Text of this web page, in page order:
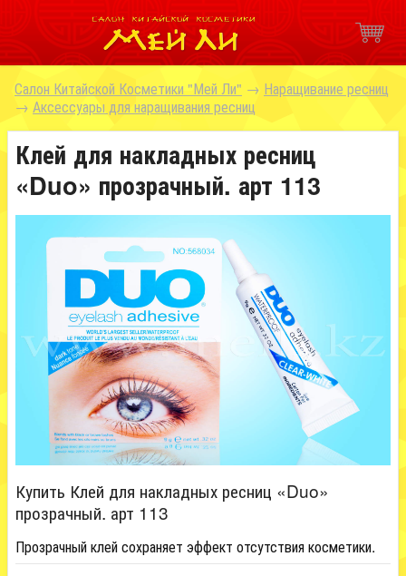
Салон Китайской Косметики "Мей Ли" → Наращивание ресниц
→ Аксессуары для наращивания ресниц
Клей для накладных ресниц
«Duo» прозрачный. арт 113
Купить Клей для накладных ресниц «Duo»
прозрачный. арт 113
Прозрачный клей сохраняет эффект отсутствия косметики.